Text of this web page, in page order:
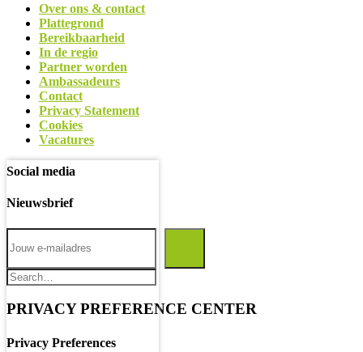
Over ons & contact
Plattegrond
Bereikbaarheid
In de regio
Partner worden
Ambassadeurs
Contact
Privacy Statement
Cookies
Vacatures
Social media
Nieuwsbrief
PRIVACY PREFERENCE CENTER
Privacy Preferences